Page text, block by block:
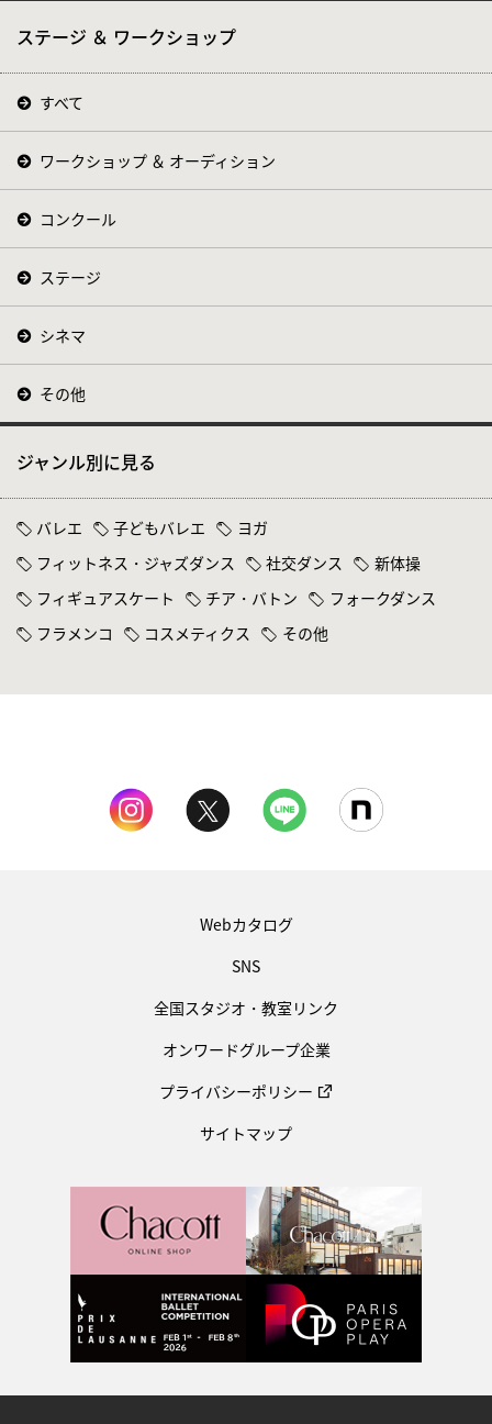
ステージ ＆ ワークショップ
すべて
ワークショップ ＆ オーディション
コンクール
ステージ
シネマ
その他
ジャンル別に見る
バレエ 子どもバレエ
ヨガ
フィットネス・ジャズダンス
社交ダンス
新体操
フィギュアスケート
チア・バトン
フォークダンス
フラメンコ
コスメティクス その他
Webカタログ
SNS
全国スタジオ・教室リンク
オンワードグループ企業
プライバシーポリシー
サイトマップ